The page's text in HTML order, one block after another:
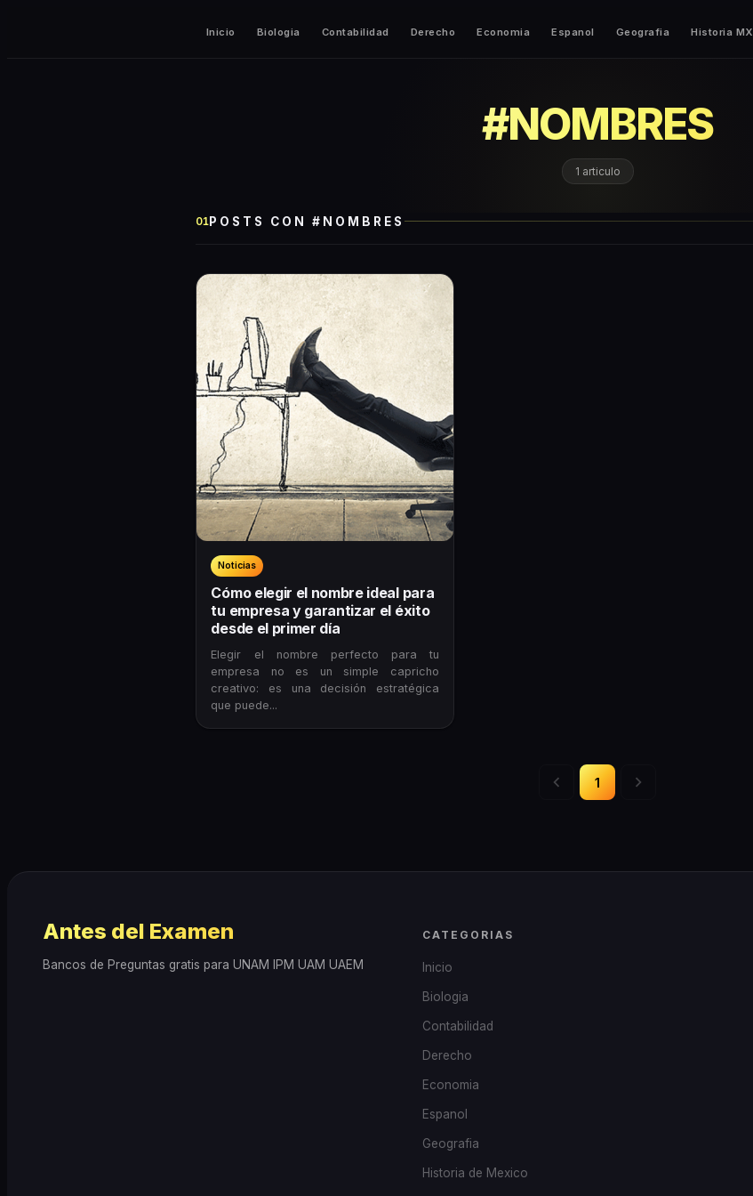
Inicio Biologia Contabilidad Derecho Economia Espanol Geografia Historia MX
#NOMBRES
1 articulo
01POSTS CON # NOMBRES
Noticias
Cómo elegir el nombre ideal para
tu empresa y garantizar el éxito
desde el primer día
Elegir el nombre perfecto para tu
empresa no es un simple capricho
creativo: es una decisión estratégica
que puede...
1
Antes del Examen
Bancos de Preguntas gratis para UNAM IPM UAM UAEM
CATEGORIAS
Inicio
Biologia
Contabilidad
Derecho
Economia
Espanol
Geografia
Historia de Mexico